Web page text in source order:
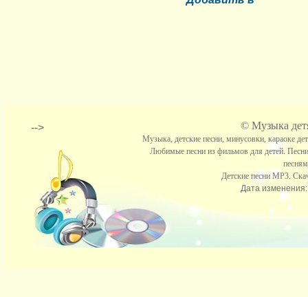
--> © Музыка
Музыка, детские песни, минусовки, караоке
Любимые песни из фильмов для детей.
Детские песни МР3.
Дата